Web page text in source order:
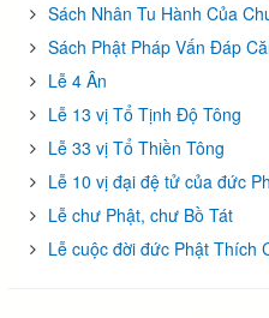
Sách Nhân Tu Hành Của
Sách Phật Pháp Vấn Đáp
Lễ 4 Ân
Lễ 13 vị Tổ Tịnh Độ Tông
Lễ 33 vị Tổ Thiền Tông
Lễ 10 vị đại đệ tử của đức
Lễ chư Phật, chư Bồ Tát
Lễ cuộc đời đức Phật Thích